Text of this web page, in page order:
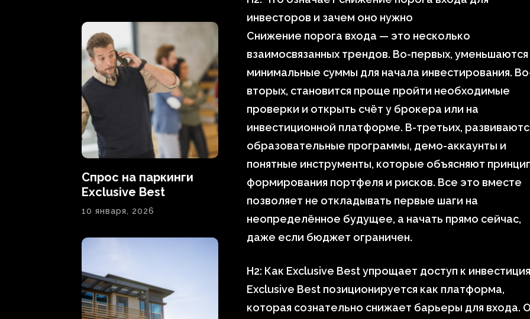
Спрос на паркинги
Exclusive Best
10 января, 2026
инвесторов и зачем оно нужно
Снижение порога входа — это несколько
взаимосвязанных трендов. Во-первых, уменьшаются
минимальные суммы для начала инвестирования.
вторых, становится проще пройти необходимые
проверки и открыть счёт у брокера или на
инвестиционной платформе. В-третьих,
образовательные программы, демо-аккаунты и
понятные инструменты, которые объясняют
формирования портфеля и рисков. Все это вместе
позволяет не откладывать первые шаги на
неопределённое будущее, а начать прямо сейчас,
даже если бюджет ограничен.
H2: Как Exclusive Best упрощает доступ к
Exclusive Best позиционируется как платформа,
которая сознательно снижает барьеры для входа.